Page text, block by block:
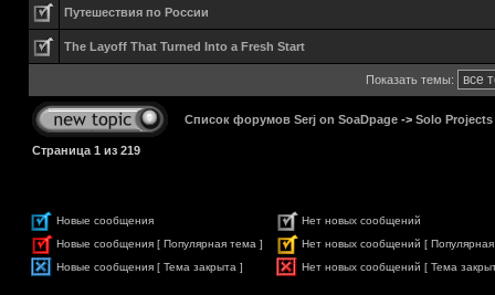
Путешествия по России
The Layoff That Turned Into a Fresh Start
Показать темы:
Список форумов Serj on SoaDpage -> Solo Projects
Страница 1 из 219
Новые сообщения
Нет новых сообщений
Новые сообщения [ Популярная тема ]
Нет новых сообщений [
Новые сообщения [ Тема закрыта ]
Нет новых сообщений [ Тема